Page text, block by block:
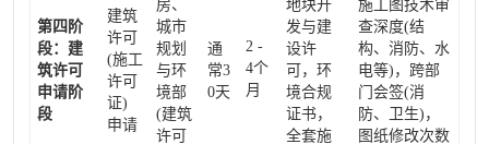
第四阶
段：建
筑许可
申请阶
段
建筑
许可
(施工
许可
证)
申请
房、
城市
规划
与环
境部
(建筑
许可
通
常3
0天
2 -
4个
月
地块开
发与建
设许
可，环
境合规
证书，
全套施
施工图技术审
查深度(结
构、消防、水
电等)，跨部
门会签(消
防、卫生)，
图纸修改次数